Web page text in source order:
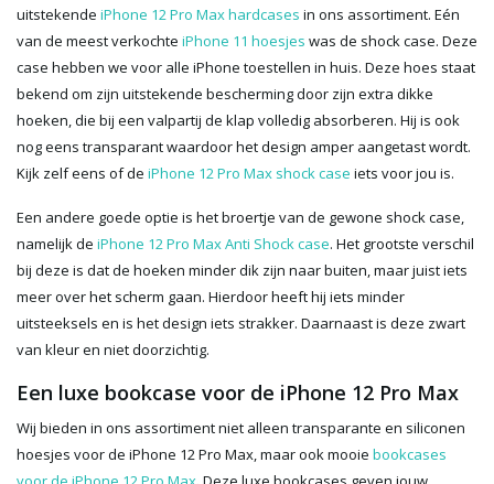
uitstekende iPhone 12 Pro Max hardcases in ons assortiment. Eén
van de meest verkochte iPhone 11 hoesjes was de shock case. Deze
case hebben we voor alle iPhone toestellen in huis. Deze hoes staat
bekend om zijn uitstekende bescherming door zijn extra dikke
hoeken, die bij een valpartij de klap volledig absorberen. Hij is ook
nog eens transparant waardoor het design amper aangetast wordt.
Kijk zelf eens of de iPhone 12 Pro Max shock case iets voor jou is.
Een andere goede optie is het broertje van de gewone shock case,
namelijk de iPhone 12 Pro Max Anti Shock case. Het grootste verschil
bij deze is dat de hoeken minder dik zijn naar buiten, maar juist iets
meer over het scherm gaan. Hierdoor heeft hij iets minder
uitsteeksels en is het design iets strakker. Daarnaast is deze zwart
van kleur en niet doorzichtig.
Een luxe bookcase voor de iPhone 12 Pro Max
Wij bieden in ons assortiment niet alleen transparante en siliconen
hoesjes voor de iPhone 12 Pro Max, maar ook mooie bookcases